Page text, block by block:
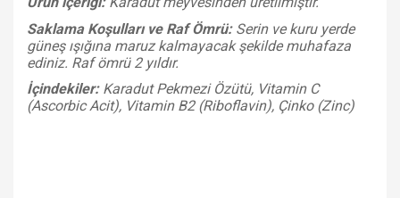
Saklama Koşulları ve Raf Ömrü:Serin ve kuru yerde
güneş ışığına maruz kalmayacak şekilde muhafaza
ediniz. Raf ömrü 2 yıldır.
İçindekiler:Karadut Pekmezi Özütü, Vitamin C
(Ascorbic Acit), Vitamin B2 (Riboflavin), Çinko (Zinc)